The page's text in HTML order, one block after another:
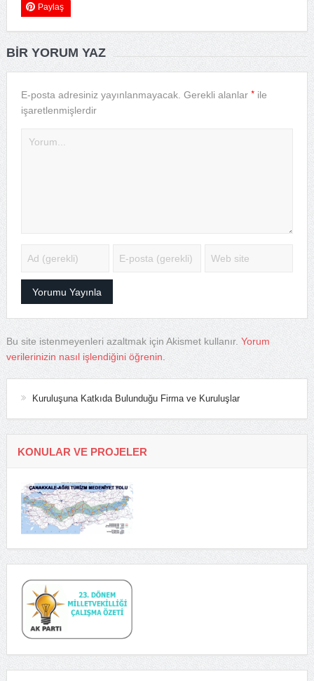
Paylaş
BIR YORUM YAZ
E-posta adresiniz yayınlanmayacak. Gerekli alanlar *ile
işaretlenmişlerdir
Bu site istenmeyenleri azaltmak için Akismet kullanır. Yorum
verilerinizin nasıl işlendiğini öğrenin.
Kuruluşuna Katkıda Bulunduğu Firma ve Kuruluşlar
KONULAR VE PROJELER